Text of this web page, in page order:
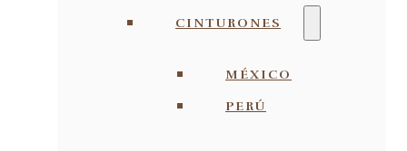
CINTURONES
MÉXICO
PERÚ